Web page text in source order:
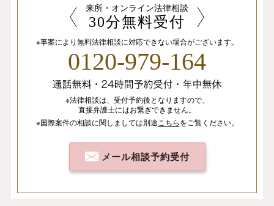
来所・オンライン法律相談
30分無料受付
※事案により無料法律相談に対応できない場合がございます。
0120-979-164
※法律相談は、 受付予約後となりますので、
直接弁護士にはお繋ぎできません。
※国際案件の相談に関しましては別途 こちらをご覧ください。
メール相談予約受付